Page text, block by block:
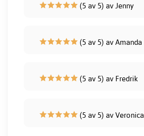
(5 av 5) av Jenny
(5 av 5) av Amanda
(5 av 5) av Fredrik
(5 av 5) av Veronica